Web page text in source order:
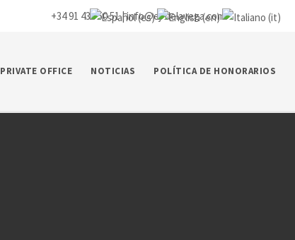
+34 91 435 50 51 |info@ej-delavega.com
PRIVATE OFFICE NOTICIAS POLÍTICA DE HONORARIOS